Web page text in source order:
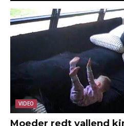
VIDEO
Moeder redt vallend